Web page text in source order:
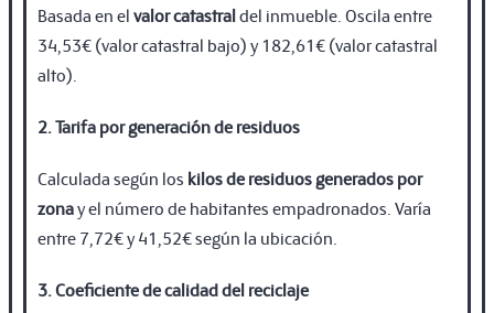
Basada en elvalor catastraldel inmueble. Oscila entre
34,53€ (valor catastral bajo) y 182,61€ (valor catastral
alto).
2. Tarifa por generación de residuos
Calculada según los kilos de residuos generados por
zonay el número de habitantes empadronados. Varía
entre 7,72€ y 41,52€ según la ubicación.
3. Coeficiente de calidad del reciclaje